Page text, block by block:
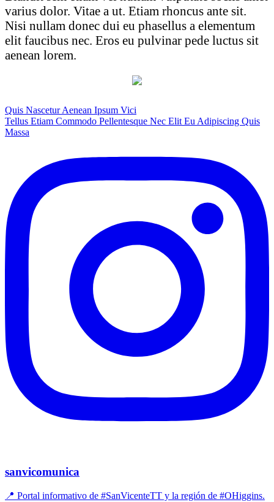
varius dolor. Vitae a ut. Etiam rhoncus ante sit.
Nisi nullam donec dui eu phasellus a elementum
elit faucibus nec. Eros eu pulvinar pede luctus sit
aenean lorem.
Navegación
de
Quis Nascetur Aenean Ipsum Vici
Tellus Etiam Commodo Pellentesque Nec Elit Eu Adipiscing Quis
Massa
sanvicomunica
📍 Portal informativo de #SanVicenteTT y la región de #OHiggins.